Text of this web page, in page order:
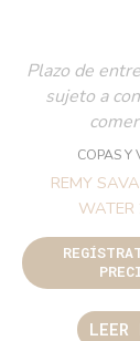
Plazo de
sujeto a
COPAS Y
REMY
WATER
LEER